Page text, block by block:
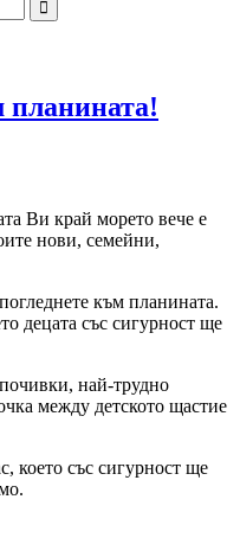
Ви край морето вече е
нови, семейни,
към планината.
децата със сигурност ще
най-трудно
между детското щастие
което със сигурност ще